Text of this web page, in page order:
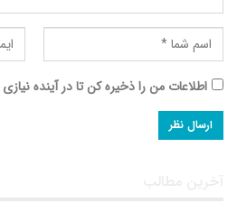
اطلاعات من را ذخیره کن تا در آینده
آخرین مطالب